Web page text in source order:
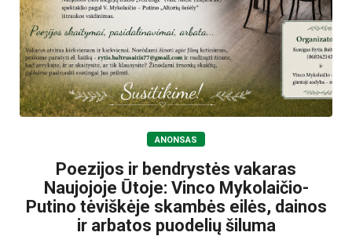
ANONSAS
Poezijos ir bendrystės vakaras
Naujojoje Ūtoje: Vinco Mykolaičio-
Putino tėviškėje skambės eilės, dainos
ir arbatos puodelių šiluma